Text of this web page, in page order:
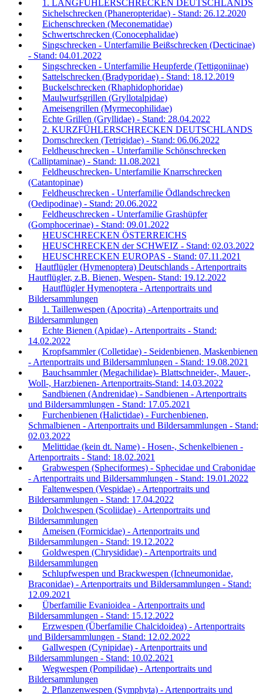
1. LANGFÜHLERSCHRECKEN DEUTSCHLANDS
Sichelschrecken (Phaneropteridae) - Stand: 26.12.2020
Eichenschrecken (Meconematidae)
Schwertschrecken (Conocephalidae)
Singschrecken - Unterfamilie Beißschrecken (Decticinae)
- Stand: 04.01.2022
Singschrecken - Unterfamilie Heupferde (Tettigoniinae)
Sattelschrecken (Bradyporidae) - Stand: 18.12.2019
Buckelschrecken (Rhaphidophoridae)
Maulwurfsgrillen (Gryllotalpidae)
Ameisengrillen (Myrmecophilidae)
Echte Grillen (Gryllidae) - Stand: 28.04.2022
2. KURZFÜHLERSCHRECKEN DEUTSCHLANDS
Dornschrecken (Tetrigidae) - Stand: 06.06.2022
Feldheuschrecken - Unterfamilie Schönschrecken
(Calliptaminae) - Stand: 11.08.2021
Feldheuschrecken- Unterfamilie Knarrschrecken
(Catantopinae)
Feldheuschrecken - Unterfamilie Ödlandschrecken
(Oedipodinae) - Stand: 20.06.2022
Feldheuschrecken - Unterfamilie Grashüpfer
(Gomphocerinae) - Stand: 09.01.2022
HEUSCHRECKEN ÖSTERREICHS
HEUSCHRECKEN der SCHWEIZ - Stand: 02.03.2022
HEUSCHRECKEN EUROPAS - Stand: 07.11.2021
Hautflügler (Hymenoptera) Deutschlands - Artenportraits
Hautflügler, z.B. Bienen, Wespen- Stand: 19.12.2022
Hautflügler Hymenoptera - Artenportraits und
Bildersammlungen
1. Taillenwespen (Apocrita) -Artenportraits und
Bildersammlungen
Echte Bienen (Apidae) - Artenportraits - Stand:
14.02.2022
Kropfsammler (Colletidae) - Seidenbienen, Maskenbienen
- Artenportraits und Bildersammlungen - Stand: 19.08.2021
Bauchsammler (Megachilidae)- Blattschneider-, Mauer-,
Woll-, Harzbienen- Artenportraits-Stand: 14.03.2022
Sandbienen (Andrenidae) - Sandbienen - Artenportraits
und Bildersammlungen - Stand: 17.05.2021
Furchenbienen (Halictidae) - Furchenbienen,
Schmalbienen - Artenportraits und Bildersammlungen - Stand:
02.03.2022
Melittidae (kein dt. Name) - Hosen-, Schenkelbienen -
Artenportraits - Stand: 18.02.2021
Grabwespen (Spheciformes) - Sphecidae und Crabonidae
- Artenportraits und Bildersammlungen - Stand: 19.01.2022
Faltenwespen (Vespidae) - Artenportraits und
Bildersammlungen - Stand: 17.04.2022
Dolchwespen (Scoliidae) - Artenportraits und
Bildersammlungen
Ameisen (Formicidae) - Artenportraits und
Bildersammlungen - Stand: 19.12.2022
Goldwespen (Chrysididae) - Artenportraits und
Bildersammlungen
Schlupfwespen und Brackwespen (Ichneumonidae,
Braconidae) - Artenportraits und Bildersammlungen - Stand:
12.09.2021
Überfamilie Evanioidea - Artenportraits und
Bildersammlungen - Stand: 15.12.2022
Erzwespen (Überfamilie Chalcidoidea) - Artenportraits
und Bildersammlungen - Stand: 12.02.2022
Gallwespen (Cynipidae) - Artenportraits und
Bildersammlungen - Stand: 10.02.2021
Wegwespen (Pompilidae) - Artenportraits und
Bildersammlungen
2. Pflanzenwespen (Symphyta) - Artenportraits und